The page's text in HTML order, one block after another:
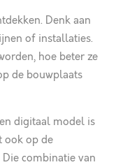
Denk aan
of installaties.
hoe beter ze
de bouwplaats
digitaal model is
ook op de
combinatie van